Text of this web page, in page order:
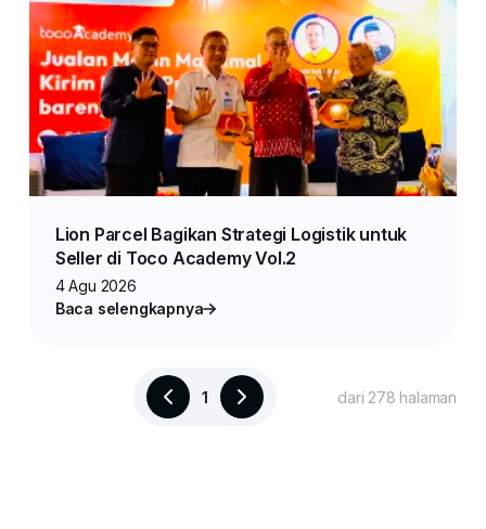
Lion Parcel Bagikan Strategi Logistik untuk
Seller di Toco Academy Vol.2
4 Agu 2026
Baca selengkapnya
1 dari 278 halaman